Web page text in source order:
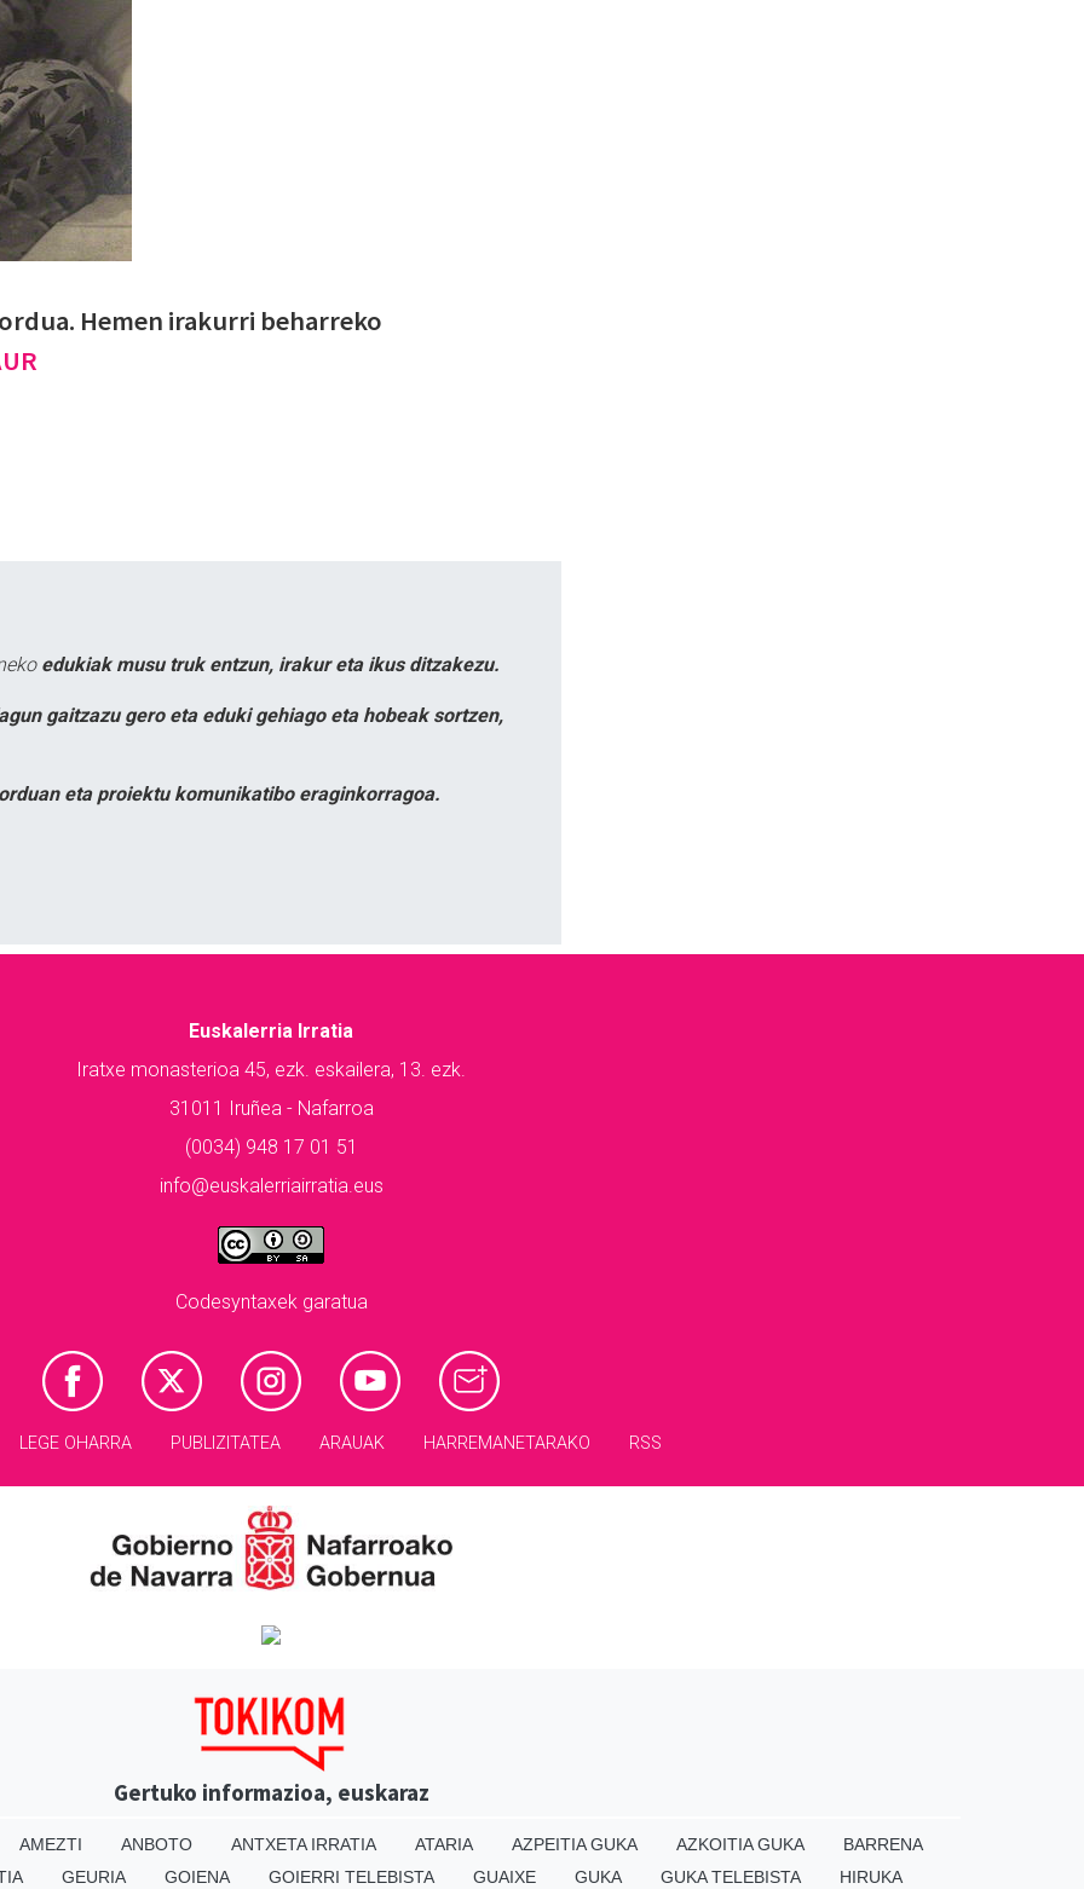
Hemen irakurri beharreko
edukiak musu truk entzun, irakur eta ikus ditzakezu.
gaitzazu gero eta eduki gehiago eta hobeak sortzen,
eta proiektu komunikatibo eraginkorragoa.
Euskalerria Irratia
Iratxe monasterioa 45, ezk. eskailera, 13. ezk.
31011 Iruñea - Nafarroa
(0034) 948 17 01 51
info@euskalerriairratia.eus
Codesyntaxek garatua
LEGE OHARRA PUBLIZITATEA ARAUAK HARREMANETARAKO RSS
Gertuko informazioa, euskaraz
AMEZTI ANBOTO ANTXETA IRRATIA ATARIA AZPEITIA GUKA AZKOITIA GUKA
BARRENA
GEURIA GOIENA GOIERRI TELEBISTA GUAIXE GUKA GUKA TELEBISTA HIRUKA